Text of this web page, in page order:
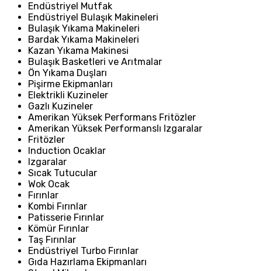
Endüstriyel Mutfak
Endüstriyel Bulaşık Makineleri
Bulaşık Yıkama Makineleri
Bardak Yıkama Makineleri
Kazan Yıkama Makinesi
Bulaşık Basketleri ve Arıtmalar
Ön Yıkama Duşları
Pişirme Ekipmanları
Elektrikli Kuzineler
Gazlı Kuzineler
Amerikan Yüksek Performans Fritözler
Amerikan Yüksek Performanslı Izgaralar
Fritözler
Induction Ocaklar
Izgaralar
Sıcak Tutucular
Wok Ocak
Fırınlar
Kombi Fırınlar
Patisserie Fırınlar
Kömür Fırınlar
Taş Fırınlar
Endüstriyel Turbo Fırınlar
Gıda Hazırlama Ekipmanları